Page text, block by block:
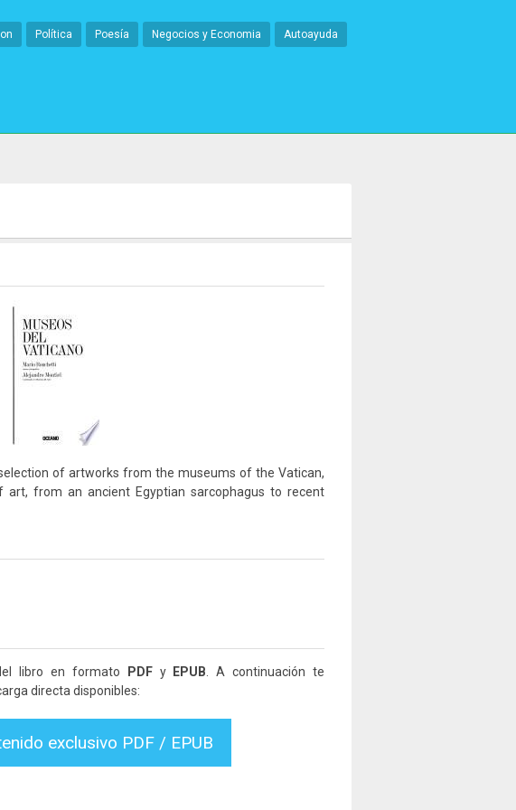
Política Poesía Negocios y Economia Autoayuda
of artworks from the museums of the Vatican,
from an ancient Egyptian sarcophagus to recent
libro en formato PDFy EPUB . A continuación te
directa disponibles:
exclusivo PDF / EPUB